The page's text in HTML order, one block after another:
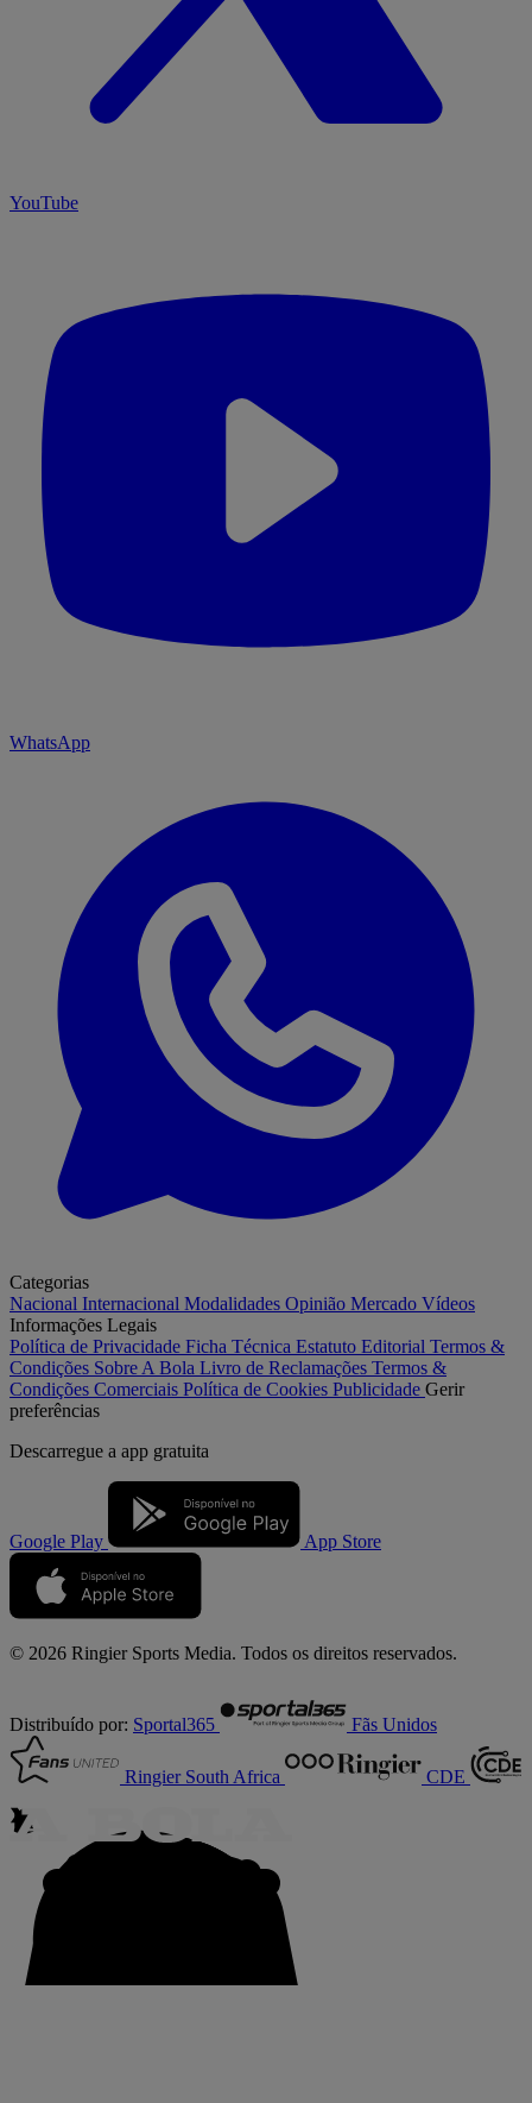
YouTube
WhatsApp
Categorias
Nacional Internacional Modalidades Opinião Mercado Vídeos
Informações Legais
Política de Privacidade Ficha Técnica Estatuto Editorial Termos &
Condições Sobre A Bola Livro de Reclamações Termos &
Condições Comerciais Política de Cookies Publicidade Gerir
preferências
Descarregue a app gratuita
Google Play App Store
© 2026 Ringier Sports Media. Todos os direitos reservados.
Distribuído por: Sportal365 Fãs Unidos
Ringier South Africa CDE